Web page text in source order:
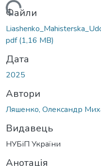
Файли
pdf(1,16 MB)
Дата
2025
Автори
Ляшенко, Олександр
Видавець
НУБіП України
Анотація